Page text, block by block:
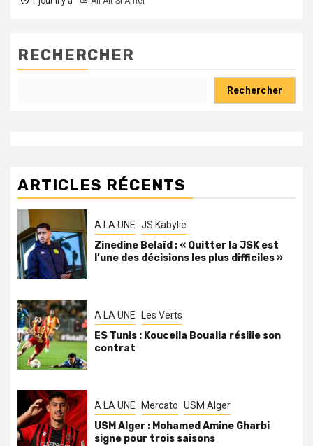
RECHERCHER
Rechercher
ARTICLES RÉCENTS
A LA UNE JS Kabylie
Zinedine Belaïd : « Quitter la JSK est
l’une des décisions les plus difficiles »
A LA UNE Les Verts
ES Tunis : Kouceila Boualia résilie son
contrat
A LA UNE Mercato USM Alger
USM Alger : Mohamed Amine Gharbi
signe pour trois saisons